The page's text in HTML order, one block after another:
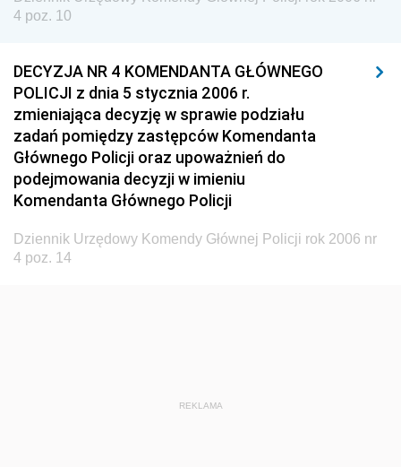
2016
2015
2014
2013
2012
2010
4 poz. 10
DECYZJA NR 4 KOMENDANTA GŁÓWNEGO
POLICJI z dnia 5 stycznia 2006 r.
zmieniająca decyzję w sprawie podziału
zadań pomiędzy zastępców Komendanta
Głównego Policji oraz upoważnień do
podejmowania decyzji w imieniu
Komendanta Głównego Policji
Dziennik Urzędowy Komendy Głównej Policji rok 2006 nr
4 poz. 14
REKLAMA